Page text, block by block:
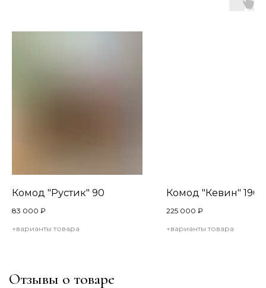
Комод "Рустик" 90
83 000 ₽
+варианты товара
Комод "Кевин" 190
225 000 ₽
+варианты товара
Отзывы о товаре